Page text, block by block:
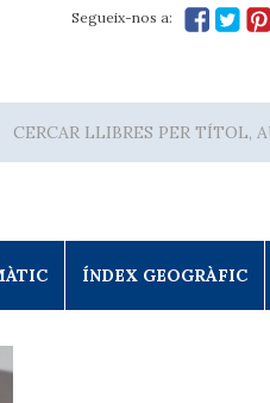
Segueix-nos a:
ÍNDEX GEOGRÀFIC